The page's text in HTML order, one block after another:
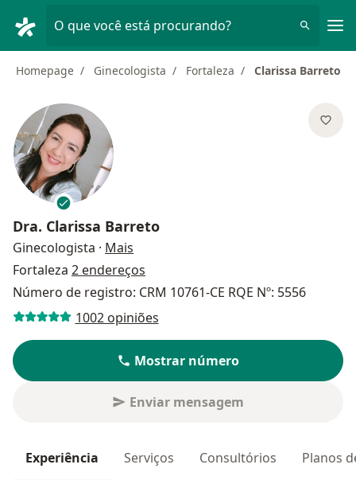
O que você está procurando?
Homepage Ginecologista Fortaleza Clarissa Barreto
Dra. Clarissa Barreto
Ginecologista · Mais
Fortaleza 2 endereços
Número de registro: CRM 10761-CE RQE Nº: 5556
1002 opiniões
Mostrar número
Enviar mensagem
Experiência Serviços Consultórios Planos